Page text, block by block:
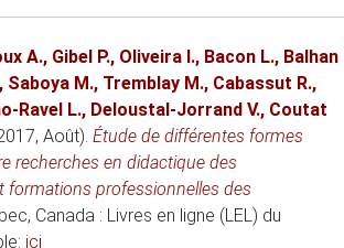
A., Gibel P., Oliveira I., Bacon L., Balhan
, Saboya M., Tremblay M., Cabassut R.,
Ravel L., Deloustal-Jorrand V., Coutat
Août). Étude de différentes formes
recherches en didactique des
formations professionnelles des
Canada : Livres en ligne (LEL) du
ici